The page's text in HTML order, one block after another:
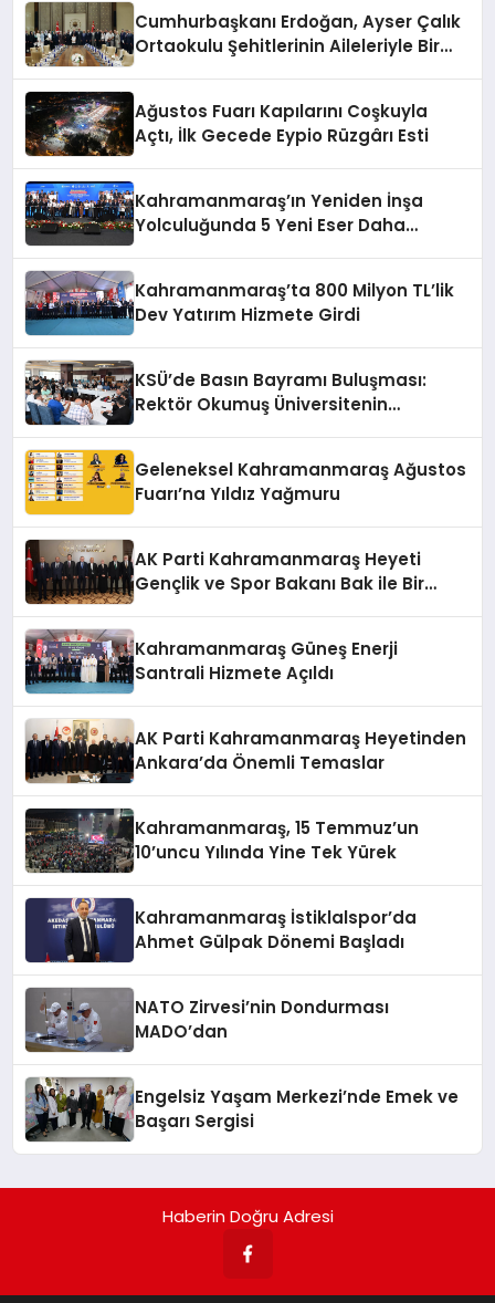
Cumhurbaşkanı Erdoğan, Ayser Çalık
Ortaokulu Şehitlerinin Aileleriyle Bir
Ağustos Fuarı Kapılarını Coşkuyla
Açtı, İlk Gecede Eypio Rüzgârı Esti
Kahramanmaraş’ın Yeniden İnşa
Yolculuğunda 5 Yeni Eser Daha
Kahramanmaraş’ta 800 Milyon TL’lik
Dev Yatırım Hizmete Girdi
KSÜ’de Basın Bayramı Buluşması:
Rektör Okumuş Üniversitenin
Geleneksel Kahramanmaraş Ağustos
Fuarı’na Yıldız Yağmuru
AK Parti Kahramanmaraş Heyeti
Gençlik ve Spor Bakanı Bak ile Bir
Kahramanmaraş Güneş Enerji
Santrali Hizmete Açıldı
AK Parti Kahramanmaraş Heyetinden
Ankara’da Önemli Temaslar
Kahramanmaraş, 15 Temmuz’un
10’uncu Yılında Yine Tek Yürek
Kahramanmaraş İstiklalspor’da
Ahmet Gülpak Dönemi Başladı
NATO Zirvesi’nin Dondurması
MADO’dan
Engelsiz Yaşam Merkezi’nde Emek ve
Başarı Sergisi
Haberin Doğru Adresi